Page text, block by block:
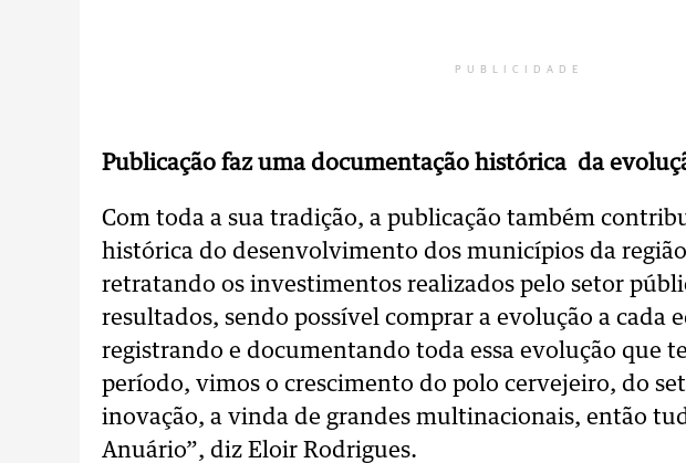
PUBLICIDADE
Publicação faz uma documentação histórica da
Com toda a sua tradição, a publicação também
histórica do desenvolvimento dos municípios da região
retratando os investimentos realizados pelo setor
resultados, sendo possível comprar a evolução a cada
registrando e documentando toda essa evolução que
período, vimos o crescimento do polo cervejeiro, do
inovação, a vinda de grandes multinacionais, então
Anuário”, diz Eloir Rodrigues.